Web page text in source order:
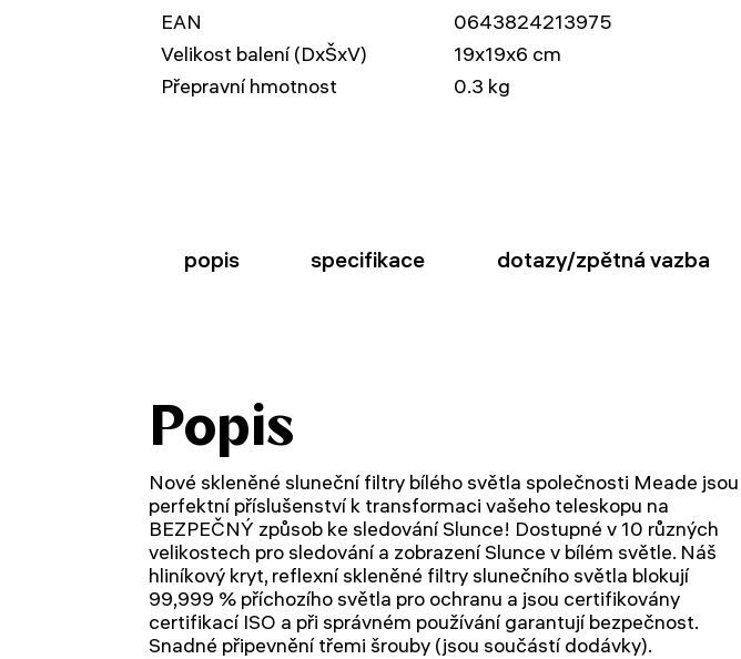
EAN
0643824213975
Velikost balení (DxŠxV)
19x19x6 cm
Přepravní hmotnost
0.3 kg
popis specifikace dotazy/zpětná vazba
Popis
Nové skleněné sluneční filtry bílého světla společnosti Meade jsou
perfektní příslušenství k transformaci vašeho teleskopu na
BEZPEČNÝ způsob ke sledování Slunce! Dostupné v 10 různých
velikostech pro sledování a zobrazení Slunce v bílém světle. Náš
hliníkový kryt, reflexní skleněné filtry slunečního světla blokují
99,999 % příchozího světla pro ochranu a jsou certifikovány
certifikací ISO a při správném používání garantují bezpečnost.
Snadné připevnění třemi šrouby (jsou součástí dodávky).